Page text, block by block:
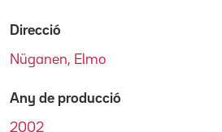
Direcció
Nüganen, Elmo
Any de producció
2002